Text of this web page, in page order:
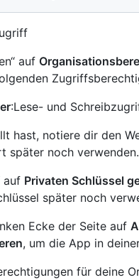
auf
:Lese- und
hast, notiere dir den
später noch verwenden.
auf Privaten Schlüssel
später noch
Ecke der Seite auf
, um die App in
für deine